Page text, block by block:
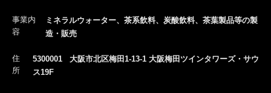
事業内
容
ミネラルウォーター、茶系飲料、炭酸飲料、茶葉製品等の製
造・販売
住
所
5300001 大阪市北区梅田1-13-1 大阪梅田ツインタワーズ・サウ
ス19F